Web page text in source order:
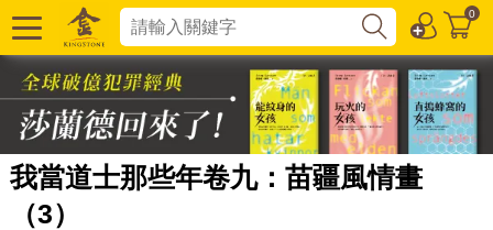
0
我當道士那些年卷九：苗疆風情畫
（3）